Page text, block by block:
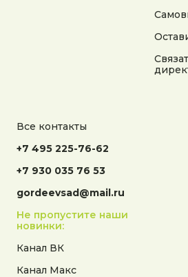
Все контакты
+7 495 225-76-62
+7 930 035 76 53
gordeevsad@mail.ru
Не пропустите наши
новинки:
Канал ВК
Канал Макс
Согласие на обработку персональных данных
Согласие на получение рекламной информации